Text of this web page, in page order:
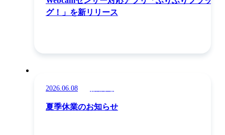
グ！」を新リリース
2026.06.08
夏季休業のお知らせ